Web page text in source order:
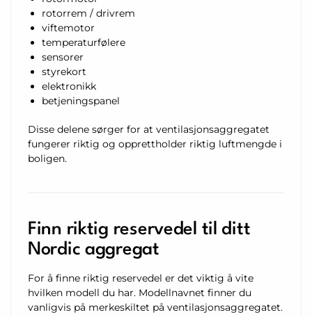
rotorrem / drivrem
viftemotor
temperaturfølere
sensorer
styrekort
elektronikk
betjeningspanel
Disse delene sørger for at ventilasjonsaggregatet
fungerer riktig og opprettholder riktig luftmengde i
boligen.
Finn riktig reservedel til ditt
Nordic aggregat
For å finne riktig reservedel er det viktig å vite
hvilken modell du har. Modellnavnet finner du
vanligvis på merkeskiltet på ventilasjonsaggregatet.